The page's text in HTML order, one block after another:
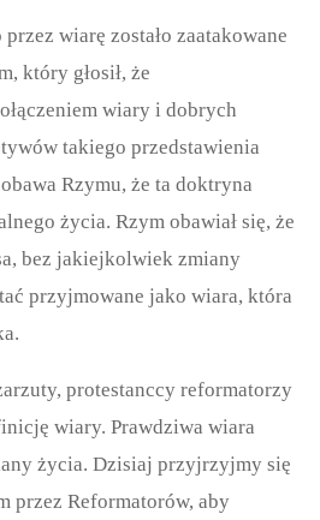
wiarę zostało zaatakowane
który głosił, że
wiary i dobrych
takiego przedstawienia
Rzymu, że ta doktryna
życia. Rzym obawiał się, że
bez jakiejkolwiek zmiany
przyjmowane jako wiara, która
protestanccy reformatorzy
wiary. Prawdziwa wiara
życia. Dzisiaj przyjrzyjmy się
przez Reformatorów, aby